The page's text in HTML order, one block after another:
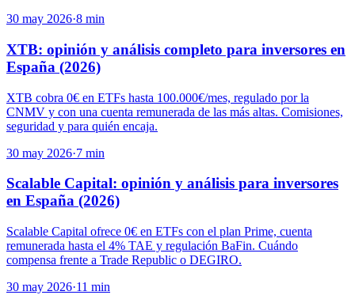
30 may 2026·8 min
XTB: opinión y análisis completo para inversores en
España (2026)
XTB cobra 0€ en ETFs hasta 100.000€/mes, regulado por la
CNMV y con una cuenta remunerada de las más altas. Comisiones,
seguridad y para quién encaja.
30 may 2026·7 min
Scalable Capital: opinión y análisis para inversores
en España (2026)
Scalable Capital ofrece 0€ en ETFs con el plan Prime, cuenta
remunerada hasta el 4% TAE y regulación BaFin. Cuándo
compensa frente a Trade Republic o DEGIRO.
30 may 2026·11 min